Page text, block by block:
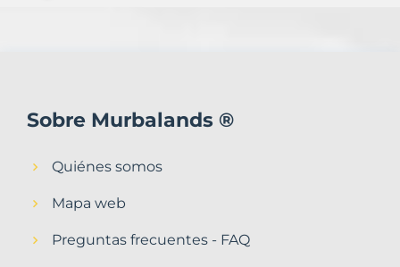
Sobre Murbalands ®
Quiénes somos
Mapa web
Preguntas frecuentes - FAQ